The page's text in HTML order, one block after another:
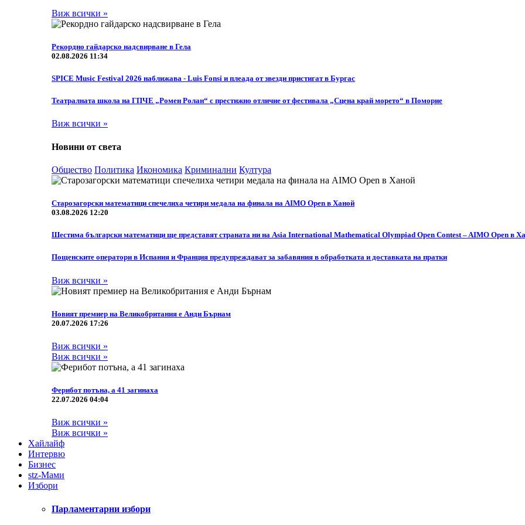
Виж всички »
Рекордно гайдарско надсвирване в Гела
02.08.2026 11:34
SPICE Music Festival 2026 наближава - Luis Fonsi и плеада от звезди пристигат в Бургас
Театралната школа на ГПЧЕ „Ромен Ролан“ с престижно отличие от фестивала „Сцена край морето“ в Поморие
Виж всички »
Новини от света
Общество Политика Икономика Криминални Култура
Старозагорски математици спечелиха четири медала на финала на AIMO Open в Ханой
03.08.2026 12:20
Шестима български математици ще представят страната ни на Asia International Mathematical Olympiad Open Contest – AIMO Open в
Пощенските оператори в Испания и Франция предупреждават за забавяния в обработката и доставката на пратки
Виж всички »
Новият премиер на Великобритания е Анди Бърнам
20.07.2026 17:26
Виж всички »
Виж всички »
Ферибот потъна, а 41 загинаха
22.07.2026 04:04
Виж всички »
Виж всички »
Хайлайф
Интервю
Бизнес
stz-Мами
Избори
Парламентарни избори